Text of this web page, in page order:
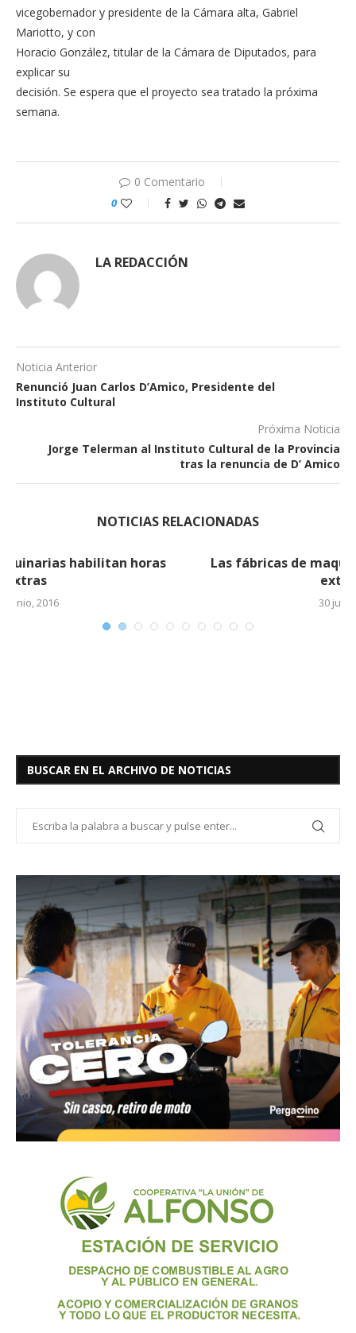
vicegobernador y presidente de la Cámara alta, Gabriel
Mariotto, y con
Horacio González, titular de la Cámara de Diputados, para
explicar su
decisión. Se espera que el proyecto sea tratado la próxima
semana.
0 Comentario
0
LA REDACCIÓN
Noticia Anterior
Renunció Juan Carlos D’Amico, Presidente del
Instituto Cultural
Próxima Noticia
Jorge Telerman al Instituto Cultural de la Provincia
tras la renuncia de D’ Amico
NOTICIAS RELACIONADAS
Las fábricas de maquinarias habilitan horas
BUSCAR EN EL ARCHIVO DE NOTICIAS